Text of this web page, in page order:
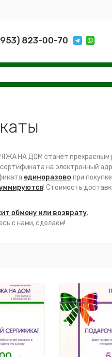
823-00-70
НА ДОМ станет прекрасным
на электронный
единоразово при
! Стоимость
обмену или возврату.
с нами, сделаем!